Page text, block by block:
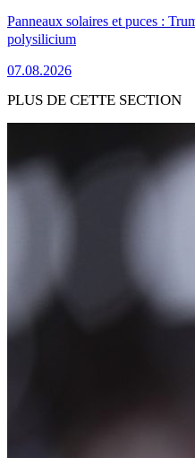
Panneaux solaires et puces :
polysilicium
07.08.2026
PLUS DE CETTE SECTION